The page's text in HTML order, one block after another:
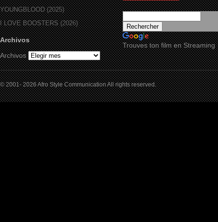
YOUNGBLOOD (2025)
I LOVE BOOSTERS (2026)
Archivos
Archivos
Trouves ton film en Streaming
© 2001- 2026 Afro Style Communication All rights reserved.